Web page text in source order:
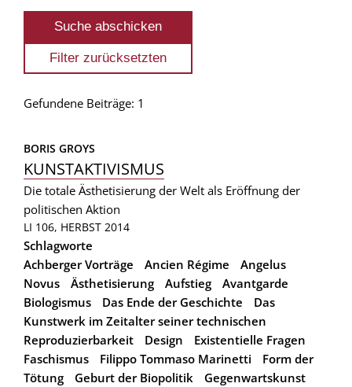
Gefundene Beiträge: 1
BORIS GROYS
KUNSTAKTIVISMUS
Die totale Ästhetisierung der Welt als Eröffnung der
politischen Aktion
LI 106, HERBST 2014
Schlagworte
Achberger Vorträge
Ancien Régime
Angelus
Novus
Ästhetisierung Aufstieg
Avantgarde
Biologismus
Das Ende der Geschichte
Das
Kunstwerk im Zeitalter seiner technischen
Reproduzierbarkeit
Design
Existentielle Fragen
Faschismus
Filippo Tommaso Marinetti
Form der
Tötung
Geburt der Biopolitik
Gegenwartskunst